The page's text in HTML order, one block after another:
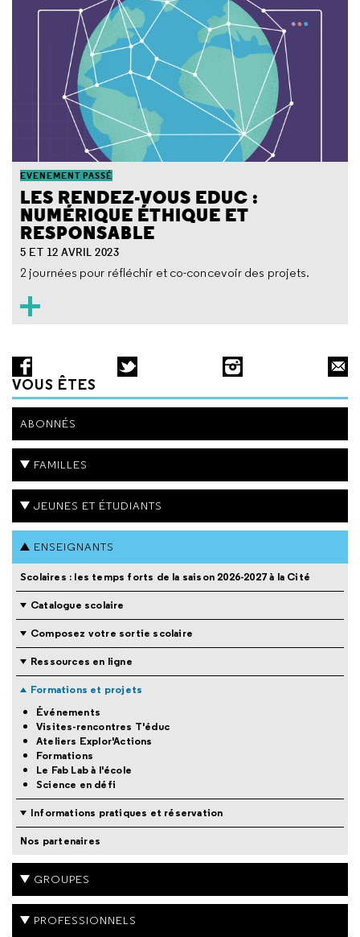
LES RENDEZ-VOUS EDUC :
NUMÉRIQUE ÉTHIQUE ET
RESPONSABLE
EVENEMENT PASSÉ
5 ET 12 AVRIL 2023
2 journées pour réfléchir et co-concevoir des projets.
VOUS ÊTES
ABONNÉS
FAMILLES
JEUNES ET ÉTUDIANTS
ENSEIGNANTS
Scolaires : les temps forts de la saison 2026-2027 à la Cité
Catalogue scolaire
Composez votre sortie scolaire
Ressources en ligne
Formations et projets
Événements
Visites-rencontres T'éduc
Ateliers Explor'Actions
Formations
Le Fab Lab à l'école
Science en défi
Informations pratiques et réservation
Nos partenaires
GROUPES
PROFESSIONNELS